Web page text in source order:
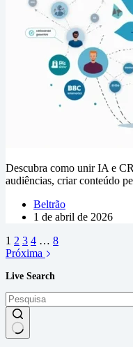
Descubra como unir IA e
audiências, criar conteúdo
Beltrão
1 de abril de 2026
1 2 3 4 … 8
Próxima
Live Search